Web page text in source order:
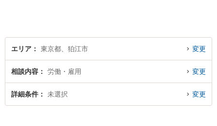
エリア 東京都、狛江市 変更
相談内容 労働・雇用 変更
詳細条件 未選択 変更